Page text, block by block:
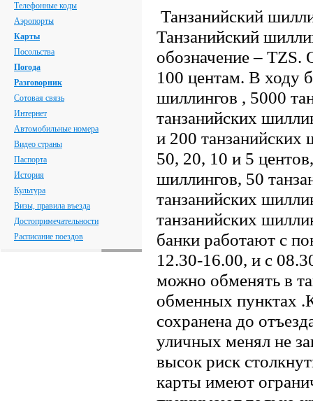
Телефонные коды
Аэропорты
Карты
Посольства
Погода
Разговорник
Сотовая связь
Интернет
Автомобильные номера
Видео страны
Паспорта
История
Культура
Визы, правила въезда
Достопримечательности
Расписание поездов
Танзанийский
Танзанийский
обозначение – TZS.
100 центам. В ходу
шиллингов , 5000
танзанийских
и 200
50, 20, 10 и 5
шиллингов, 50
танзанийских
танзанийских
банки работают с
12.30-16.00, и с
можно обменять в
обменных пунктах
сохранена до
уличных менял не
высок риск
карты имеют